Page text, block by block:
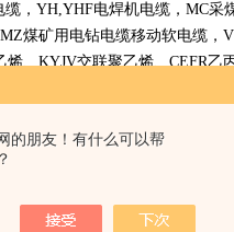
的朋友！有什么可以帮
， YH,YHF电焊机电缆， MC采
MZ煤矿用电钻电缆移动软电缆，
烯、KYJV交联聚乙烯、CEFR乙
软电缆，主要规格有
，VLV， VLV22，YJV，
点建设项目中，销售及服务人
缆，VV聚氯乙烯绝缘电力电缆，